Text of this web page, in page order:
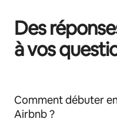
Des
à vos
Comment débuter
Airbnb ?